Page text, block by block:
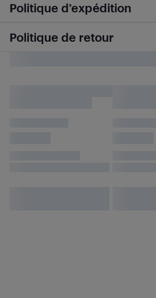
Politique d’expédition
Politique de retour